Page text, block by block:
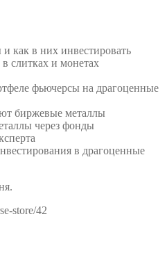
как в них инвестировать
слитках и монетах
фьючерсы на драгоценные
биржевые металлы
через фонды
в драгоценные
store/42